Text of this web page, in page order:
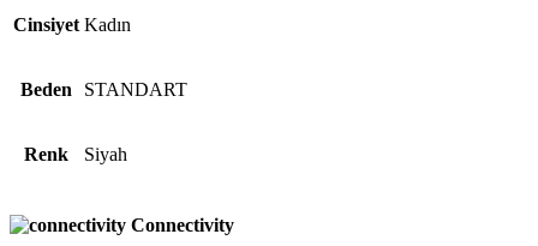
Cinsiyet Kadın
Beden STANDART
Renk Siyah
Connectivity